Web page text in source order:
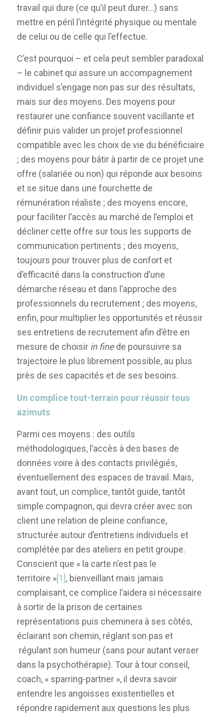
travail qui dure (ce qu’il peut durer…) sans
mettre en péril l’intégrité physique ou mentale
de celui ou de celle qui l’effectue.
C’est pourquoi – et cela peut sembler paradoxal
– le cabinet qui assure un accompagnement
individuel s’engage non pas sur des résultats,
mais sur des moyens. Des moyens pour
restaurer une confiance souvent vacillante et
définir puis valider un projet professionnel
compatible avec les choix de vie du bénéficiaire
; des moyens pour bâtir à partir de ce projet une
offre (salariée ou non) qui réponde aux besoins
et se situe dans une fourchette de
rémunération réaliste ; des moyens encore,
pour faciliter l’accès au marché de l’emploi et
décliner cette offre sur tous les supports de
communication pertinents ; des moyens,
toujours pour trouver plus de confort et
d’efficacité dans la construction d’une
démarche réseau et dans l’approche des
professionnels du recrutement ; des moyens,
enfin, pour multiplier les opportunités et réussir
ses entretiens de recrutement afin d’être en
mesure de choisir in finede poursuivre sa
trajectoire le plus librement possible, au plus
près de ses capacités et de ses besoins.
Un complice tout-terrain pour réussir tous
azimuts
Parmi ces moyens : des outils
méthodologiques, l’accès à des bases de
données voire à des contacts privilégiés,
éventuellement des espaces de travail. Mais,
avant tout, un complice, tantôt guide, tantôt
simple compagnon, qui devra créer avec son
client une relation de pleine confiance,
structurée autour d’entretiens individuels et
complétée par des ateliers en petit groupe.
Conscient que « la carte n’est pas le
territoire »[1], bienveillant mais jamais
complaisant, ce complice l’aidera si nécessaire
à sortir de la prison de certaines
représentations puis cheminera à ses côtés,
éclairant son chemin, réglant son pas et
régulant son humeur (sans pour autant verser
dans la psychothérapie). Tour à tour conseil,
coach, « sparring-partner », il devra savoir
entendre les angoisses existentielles et
répondre rapidement aux questions les plus